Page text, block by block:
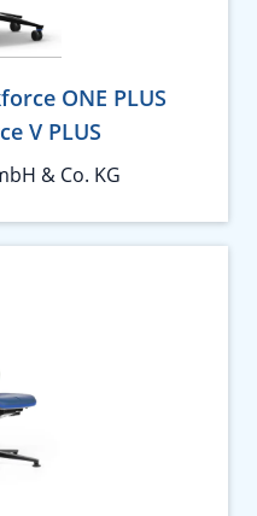
ONE PLUS
V PLUS
& Co. KG